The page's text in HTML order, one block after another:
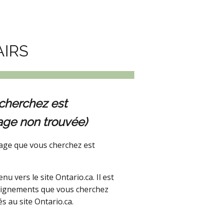
est
non trouvée)
que vous cherchez est
vers le site Ontario.ca. Il est
que vous cherchez
au site Ontario.ca.